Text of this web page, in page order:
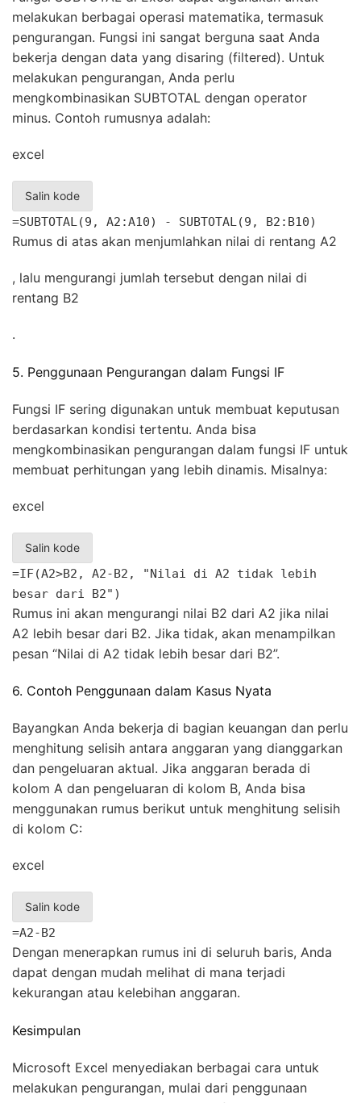
melakukan berbagai operasi matematika, termasuk
pengurangan. Fungsi ini sangat berguna saat Anda
bekerja dengan data yang disaring (filtered). Untuk
melakukan pengurangan, Anda perlu
mengkombinasikan SUBTOTAL dengan operator
minus. Contoh rumusnya adalah:
excel
Salin kode
=SUBTOTAL(9, A2:A10) - SUBTOTAL(9, B2:B10)
Rumus di atas akan menjumlahkan nilai di rentang A2
, lalu mengurangi jumlah tersebut dengan nilai di
rentang B2
.
5. Penggunaan Pengurangan dalam Fungsi IF
Fungsi IF sering digunakan untuk membuat keputusan
berdasarkan kondisi tertentu. Anda bisa
mengkombinasikan pengurangan dalam fungsi IF untuk
membuat perhitungan yang lebih dinamis. Misalnya:
excel
Salin kode
=IF(A2>B2, A2-B2, "Nilai di A2 tidak lebih
besar dari B2")
Rumus ini akan mengurangi nilai B2 dari A2 jika nilai
A2 lebih besar dari B2. Jika tidak, akan menampilkan
pesan “Nilai di A2 tidak lebih besar dari B2”.
6. Contoh Penggunaan dalam Kasus Nyata
Bayangkan Anda bekerja di bagian keuangan dan perlu
menghitung selisih antara anggaran yang dianggarkan
dan pengeluaran aktual. Jika anggaran berada di
kolom A dan pengeluaran di kolom B, Anda bisa
menggunakan rumus berikut untuk menghitung selisih
di kolom C:
excel
Salin kode
=A2-B2
Dengan menerapkan rumus ini di seluruh baris, Anda
dapat dengan mudah melihat di mana terjadi
kekurangan atau kelebihan anggaran.
Kesimpulan
Microsoft Excel menyediakan berbagai cara untuk
melakukan pengurangan, mulai dari penggunaan